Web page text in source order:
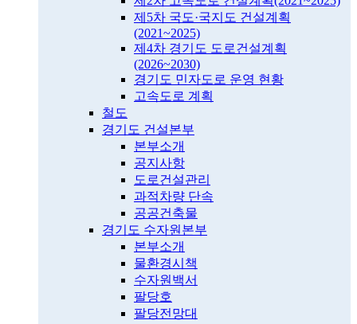
제5차 국도·국지도 건설계획
(2021~2025)
제4차 경기도 도로건설계획
(2026~2030)
경기도 민자도로 운영 현황
고속도로 계획
철도
경기도 건설본부
본부소개
공지사항
도로건설관리
과적차량 단속
공공건축물
경기도 수자원본부
본부소개
물환경시책
수자원백서
팔당호
팔당전망대